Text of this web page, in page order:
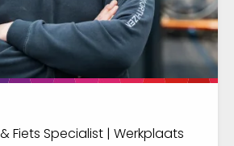
Fiets Specialist | Werkplaats